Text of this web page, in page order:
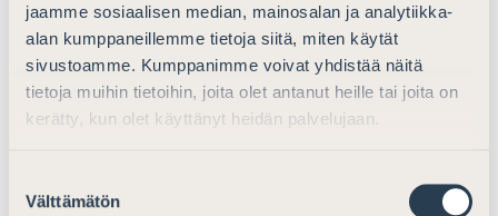
jaamme sosiaalisen median, mainosalan ja analytiikka-
alan kumppaneillemme tietoja siitä, miten käytät
sivustoamme. Kumppanimme voivat yhdistää näitä
tietoja muihin tietoihin, joita olet antanut heille tai joita on
kerätty, kun olet käyttänyt heidän palvelujaan.
valinta
Välttämätön
Asianajajaliiton näkemyksen mukaan
oikaisuvaatimuksen käyttäminen
tietosuojaoikeudellisena suojatoimenpiteenä edellyttää
sitä, että oikeusvaatimuksen käsittelyssä ja esimerkiksi
huomioida myös ohjattaessa oikaisuvaatimusten